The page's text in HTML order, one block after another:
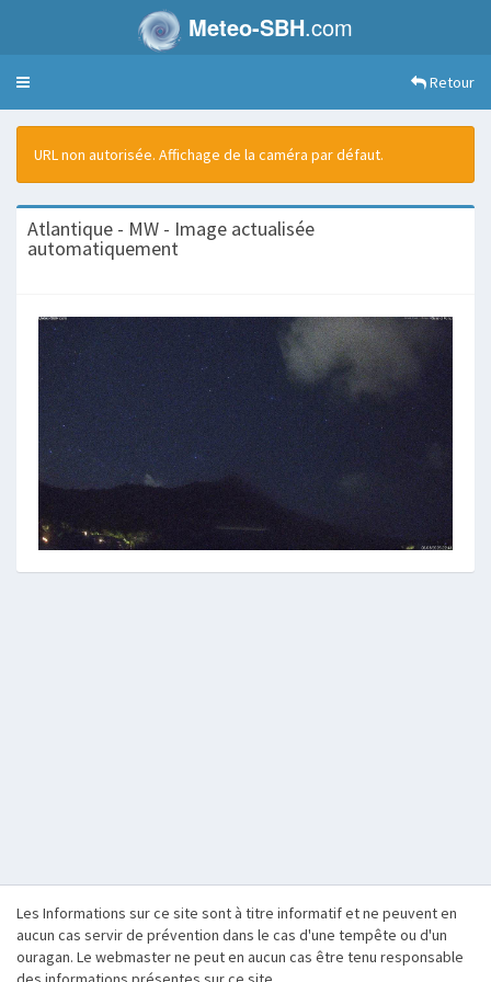
Meteo-SBH.com
Toggle
Retour
URL non autorisée. Affichage de la caméra par défaut.
Atlantique - MW - Image actualisée
automatiquement
Les Informations sur ce site sont à titre informatif et ne peuvent en
aucun cas servir de prévention dans le cas d'une tempête ou d'un
ouragan. Le webmaster ne peut en aucun cas être tenu responsable